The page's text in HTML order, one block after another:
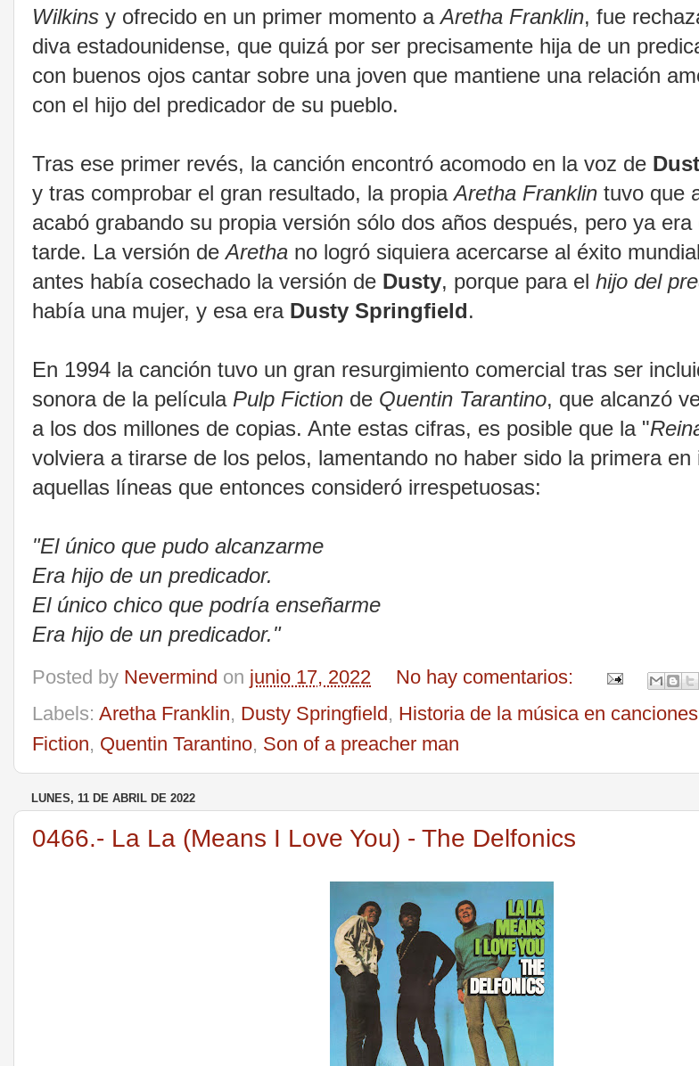
Wilkins y ofrecido en un primer momento aAretha Franklin, fue
diva estadounidense, que quizá por ser precisamente hija de un
con buenos ojos cantar sobre una joven que mantiene una relación
con el hijo del predicador de su pueblo.
Tras ese primer revés, la canción encontró acomodo en la voz de
y tras comprobar el gran resultado, la propiaAretha Franklin tuvo que
acabó grabando su propia versión sólo dos años después, pero ya era
tarde. La versión deAretha no logró siquiera acercarse al éxito
antes había cosechado la versión de Dusty, porque para el hijo del
había una mujer, y esa era Dusty Springfield.
En 1994 la canción tuvo un gran resurgimiento comercial tras ser
sonora de la película Pulp Fiction de Quentin Tarantino, que alcanzó
a los dos millones de copias. Ante estas cifras, es posible que la "
volviera a tirarse de los pelos, lamentando no haber sido la primera en
aquellas líneas que entonces consideró irrespetuosas:
"El único que pudo alcanzarme
Era hijo de un predicador.
El único chico que podría enseñarme
Era hijo de un predicador."
Posted by Nevermind on junio 17, 2022
No hay comentarios:
Labels: Aretha Franklin, Dusty Springfield, Historia de la música en canciones
Fiction, Quentin Tarantino, Son of a preacher man
LUNES, 11 DE ABRIL DE 2022
0466.- La La (Means I Love You) - The Delfonics